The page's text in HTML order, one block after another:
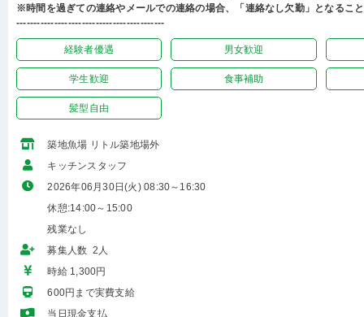
※時間を過ぎての連絡やメールでの連絡の場合、「連絡なし欠勤」となるこ
-------------------------------------------
経験者優遇 男女歓迎
学生歓迎 食事補助
髪型自由
築地魚場 リトル築地場外
キッチンスタッフ
2026年06月30日(火) 08:30～16:30
休憩:14:00～15:00
残業なし
募集人数 2人
時給 1,300円
600円まで実費支給
当日現金支払